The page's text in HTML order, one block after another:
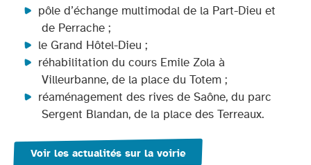
pôle d’échange multimodal de la Part-Dieu et
de Perrache ;
le Grand Hôtel-Dieu ;
réhabilitation du cours Emile Zola à
Villeurbanne, de la place du Totem ;
réaménagement des rives de Saône, du parc
Sergent Blandan, de la place des Terreaux.
Voir les actualités sur la voirie